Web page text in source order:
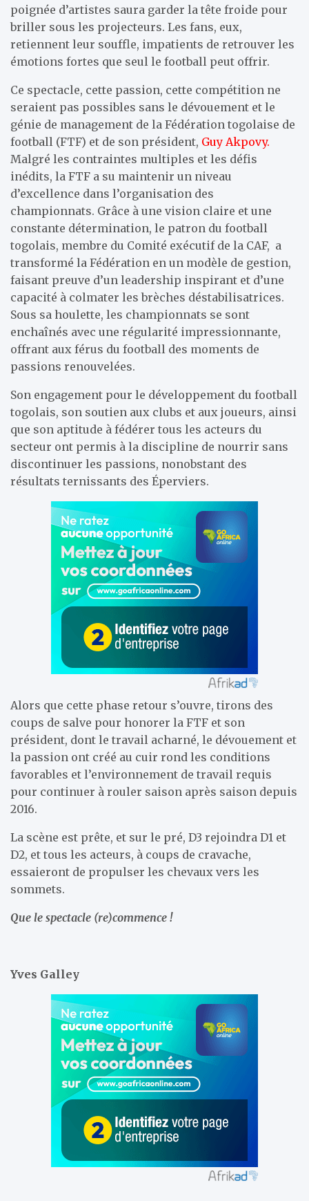
poignée d’artistes saura garder la tête froide pour
briller sous les projecteurs. Les fans, eux,
retiennent leur souffle, impatients de retrouver les
émotions fortes que seul le football peut offrir.
Ce spectacle, cette passion, cette compétition ne
seraient pas possibles sans le dévouement et le
génie de management de la Fédération togolaise de
football (FTF) et de son président, Guy Akpovy.
Malgré les contraintes multiples et les défis
inédits, la FTF a su maintenir un niveau
d’excellence dans l’organisation des
championnats. Grâce à une vision claire et une
constante détermination, le patron du football
togolais, membre du Comité exécutif de la CAF, a
transformé la Fédération en un modèle de gestion,
faisant preuve d’un leadership inspirant et d’une
capacité à colmater les brèches déstabilisatrices.
Sous sa houlette, les championnats se sont
enchaînés avec une régularité impressionnante,
offrant aux férus du football des moments de
passions renouvelées.
Son engagement pour le développement du football
togolais, son soutien aux clubs et aux joueurs, ainsi
que son aptitude à fédérer tous les acteurs du
secteur ont permis à la discipline de nourrir sans
discontinuer les passions, nonobstant des
résultats ternissants des Éperviers.
Alors que cette phase retour s’ouvre, tirons des
coups de salve pour honorer la FTF et son
président, dont le travail acharné, le dévouement et
la passion ont créé au cuir rond les conditions
favorables et l’environnement de travail requis
pour continuer à rouler saison après saison depuis
2016.
La scène est prête, et sur le pré, D3 rejoindra D1 et
D2, et tous les acteurs, à coups de cravache,
essaieront de propulser les chevaux vers les
sommets.
Que le spectacle (re)commence !
Yves Galley